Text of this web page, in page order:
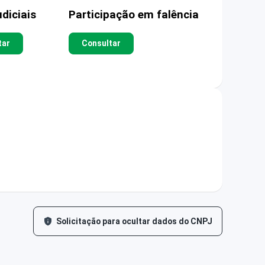
Participação em falência
Consultar
Solicitação para ocultar dados do CNPJ